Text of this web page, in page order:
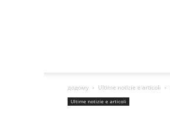
додому Ultime notizie e articoli
Ultime notizie e articoli